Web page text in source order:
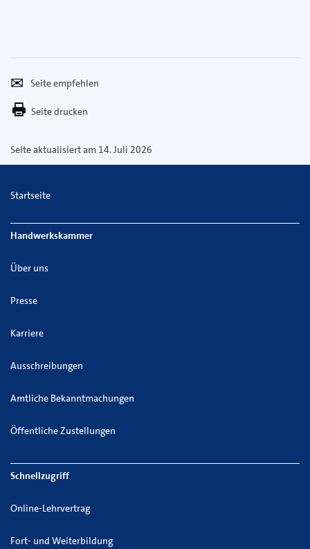
empfehlen
Per
E-
versenden
Seite drucken
Seite aktualisiert am 14. Juli 2026
Startseite
Handwerkskammer
Über uns
Presse
Karriere
Ausschreibungen
Amtliche Bekanntmachungen
Öffentliche Zustellungen
Schnellzugriff
Online-Lehrvertrag
Fort- und Weiterbildung